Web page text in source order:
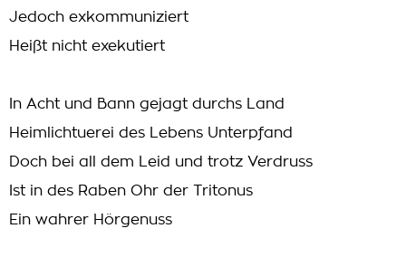
Jedoch exkommuniziert
Heißt nicht exekutiert
In Acht und Bann gejagt durchs Land
Heimlichtuerei des Lebens Unterpfand
Doch bei all dem Leid und trotz Verdruss
Ist in des Raben Ohr der Tritonus
Ein wahrer Hörgenuss